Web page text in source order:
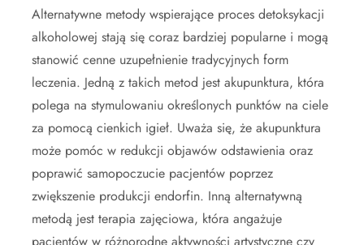
Alternatywne metody wspierające proces detoksykacji
alkoholowej stają się coraz bardziej popularne i mogą
stanowić cenne uzupełnienie tradycyjnych form
leczenia. Jedną z takich metod jest akupunktura, która
polega na stymulowaniu określonych punktów na ciele
za pomocą cienkich igieł. Uważa się, że akupunktura
może pomóc w redukcji objawów odstawienia oraz
poprawić samopoczucie pacjentów poprzez
zwiększenie produkcji endorfin. Inną alternatywną
metodą jest terapia zajęciowa, która angażuje
pacjentów w różnorodne aktywności artystyczne czy